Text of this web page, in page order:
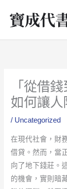
「從借
如何讓人
/ Uncategorized
在現代社會，財
借貸。然而，當
向了地下錢莊。
的機會，實則暗